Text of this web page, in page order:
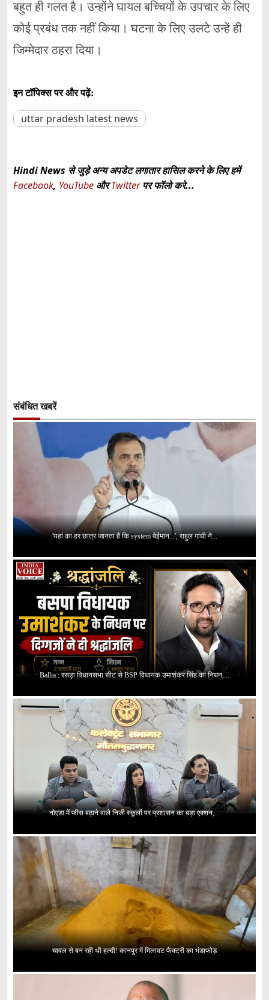
बहुत ही गलत है। उन्होंने घायल बच्चियों के उपचार के लिए
कोई प्रबंध तक नहीं किया। घटना के लिए उलटे उन्हें ही
जिम्मेदार ठहरा दिया।
इन टॉपिक्स पर और पढ़ें:
uttar pradesh latest news
Hindi News से जुड़े अन्य अपडेट लगातार हासिल करने के लिए हमें
Facebook, YouTube औरTwitterपर फॉलो करे...
संबंधित खबरें
'यहां का हर छात्र जानता है कि system बेईमान...', राहुल गांधी ने...
Ballia : रसड़ा विधानसभा सीट से BSP विधायक उमाशंकर सिंह का निधन,...
नोएडा में फीस बढ़ाने वाले निजी स्कूलों पर प्रशासन का बड़ा एक्शन,...
चावल से बन रही थी हल्दी! कानपुर में मिलावट फैक्ट्री का भंडाफोड़